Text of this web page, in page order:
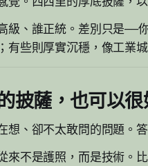
級、誰正統。差別只是——
有些則厚實沉穩，像工業
披薩，也可以
想、卻不太敢問的問題。
來不是護照，而是技術。